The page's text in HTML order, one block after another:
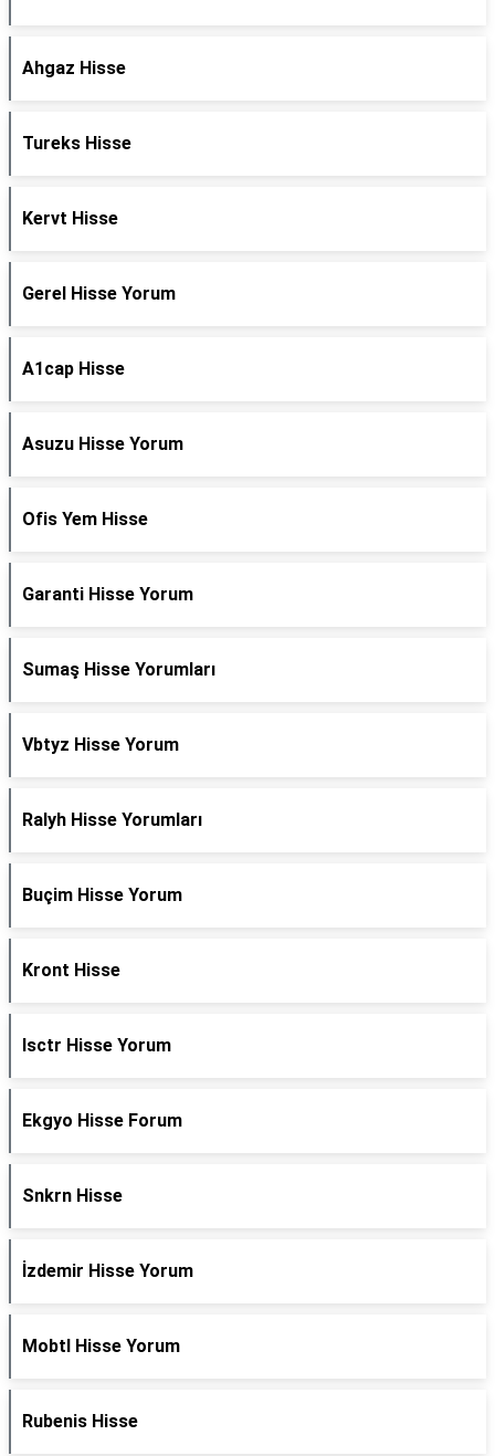
Ahgaz Hisse
Tureks Hisse
Kervt Hisse
Gerel Hisse Yorum
A1cap Hisse
Asuzu Hisse Yorum
Ofis Yem Hisse
Garanti Hisse Yorum
Sumaş Hisse Yorumları
Vbtyz Hisse Yorum
Ralyh Hisse Yorumları
Buçim Hisse Yorum
Kront Hisse
Isctr Hisse Yorum
Ekgyo Hisse Forum
Snkrn Hisse
İzdemir Hisse Yorum
Mobtl Hisse Yorum
Rubenis Hisse